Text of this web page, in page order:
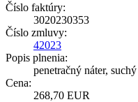
Číslo faktúry:
3020230353
Číslo zmluvy:
42023
Popis plnenia:
penetračný náter,
Cena:
268,70 EUR